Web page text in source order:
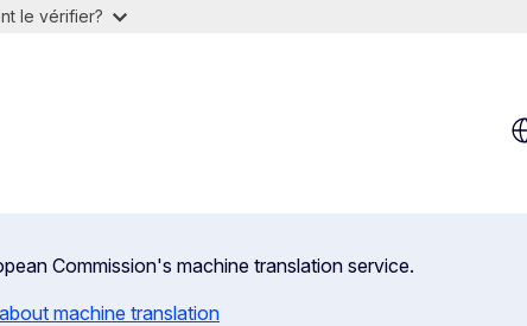
le vérifier?
Commission's machine translation service.
machine translation